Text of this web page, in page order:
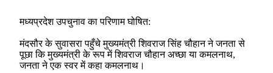
मध्यप्रदेश उपचुनाव का परिणाम घोषित:
मंदसौर के सुवासरा पहुँचे मुख्यमंत्री शिवराज सिंह चौहान ने जनता से
पूछा कि मुख्यमंत्री के रूप में शिवराज चौहान अच्छा या कमलनाथ,
जनता ने एक स्वर में कहा कमलनाथ।